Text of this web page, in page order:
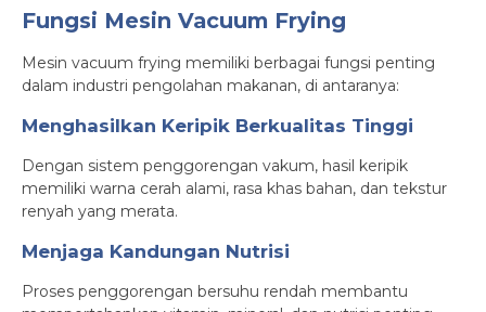
Fungsi Mesin Vacuum Frying
Mesin vacuum frying memiliki berbagai fungsi penting
dalam industri pengolahan makanan, di antaranya:
Menghasilkan Keripik Berkualitas Tinggi
Dengan sistem penggorengan vakum, hasil keripik
memiliki warna cerah alami, rasa khas bahan, dan tekstur
renyah yang merata.
Menjaga Kandungan Nutrisi
Proses penggorengan bersuhu rendah membantu